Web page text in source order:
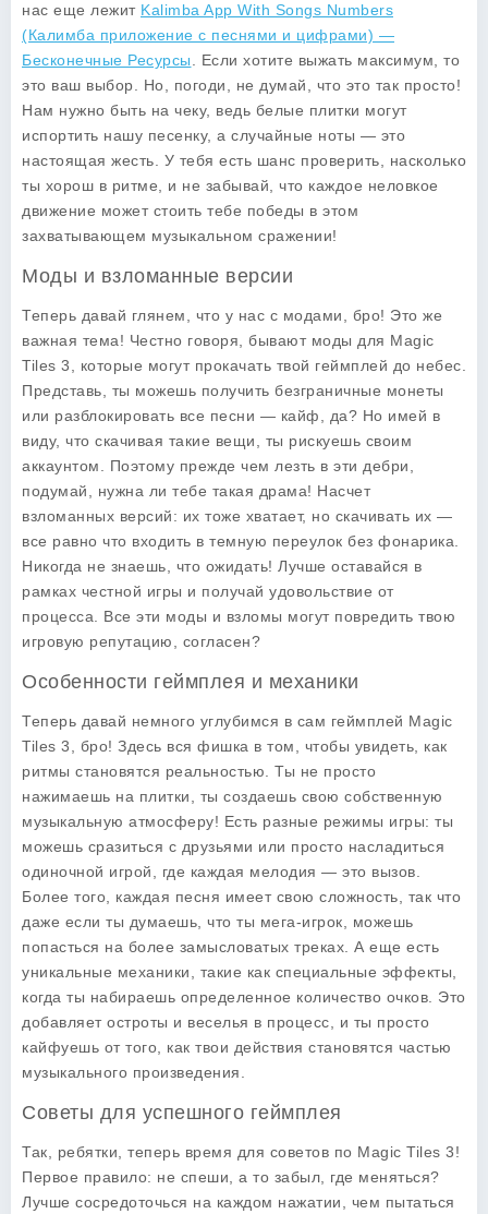
нас еще лежит Kalimba App With Songs Numbers
(Калимба приложение с песнями и цифрами) —
Бесконечные Ресурсы . Если хотите выжать максимум, то
это ваш выбор. Но, погоди, не думай, что это так просто!
Нам нужно быть на чеку, ведь белые плитки могут
испортить нашу песенку, а случайные ноты — это
настоящая жесть. У тебя есть шанс проверить, насколько
ты хорош в ритме, и не забывай, что каждое неловкое
движение может стоить тебе победы в этом
захватывающем музыкальном сражении!
Моды и взломанные версии
Теперь давай глянем, что у нас с модами, бро! Это же
важная тема! Честно говоря, бывают моды для Magic
Tiles 3, которые могут прокачать твой геймплей до небес.
Представь, ты можешь получить безграничные монеты
или разблокировать все песни — кайф, да? Но имей в
виду, что скачивая такие вещи, ты рискуешь своим
аккаунтом. Поэтому прежде чем лезть в эти дебри,
подумай, нужна ли тебе такая драма! Насчет
взломанных версий: их тоже хватает, но скачивать их —
все равно что входить в темную переулок без фонарика.
Никогда не знаешь, что ожидать! Лучше оставайся в
рамках честной игры и получай удовольствие от
процесса. Все эти моды и взломы могут повредить твою
игровую репутацию, согласен?
Особенности геймплея и механики
Теперь давай немного углубимся в сам геймплей Magic
Tiles 3, бро! Здесь вся фишка в том, чтобы увидеть, как
ритмы становятся реальностью. Ты не просто
нажимаешь на плитки, ты создаешь свою собственную
музыкальную атмосферу! Есть разные режимы игры: ты
можешь сразиться с друзьями или просто насладиться
одиночной игрой, где каждая мелодия — это вызов.
Более того, каждая песня имеет свою сложность, так что
даже если ты думаешь, что ты мега-игрок, можешь
попасться на более замысловатых треках. А еще есть
уникальные механики, такие как специальные эффекты,
когда ты набираешь определенное количество очков. Это
добавляет остроты и веселья в процесс, и ты просто
кайфуешь от того, как твои действия становятся частью
музыкального произведения.
Советы для успешного геймплея
Так, ребятки, теперь время для советов по Magic Tiles 3!
Первое правило: не спеши, а то забыл, где меняться?
Лучше сосредоточься на каждом нажатии, чем пытаться